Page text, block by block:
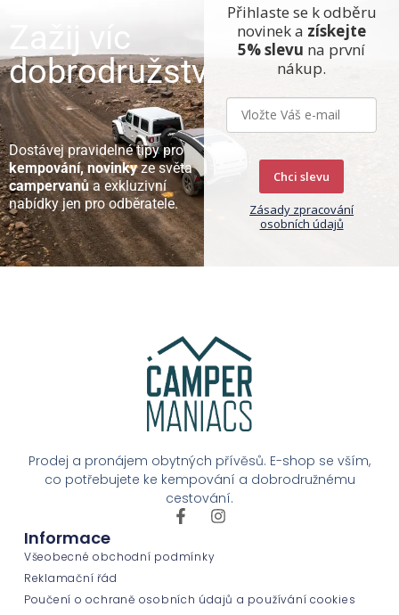
Zažij víc
dobrodružství
Dostávej pravidelné tipy pro
kempování, novinkyze světa
campervanůa exkluzivní
nabídky jen pro odběratele.
Přihlaste se k odběru
novinek a získejte
5% slevu na první
nákup.
Chci slevu
Zásady zpracování
osobních údajů
Prodej a pronájem obytných přívěsů. E-shop se vším,
co potřebujete ke kempování a dobrodružnému
cestování.
Informace
Všeobecné obchodní podmínky
Reklamační řád
Poučení o ochraně osobních údajů a používání cookies